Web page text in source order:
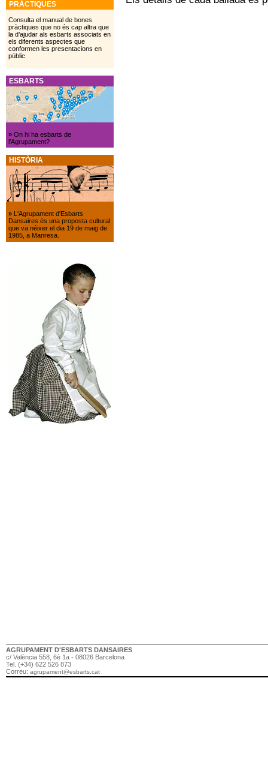
PRÀCTIQUES
Consulta el manual de bones
pràctiques que no és cap altra que
la d’ajudar als esbarts associats en
els diferents aspectes que
conformen les presentacions en
públic
ESBARTS
»On hi ha esbarts de
l’Agrupament?
HISTÒRIA
» L'Agrupament d'Esbarts
Dansaires és una proposta cultural
que va néixer el dia 19 de maig de
1985, a Manresa.
AGRUPAMENT D'ESBARTS DANSAIRES
c/ València 558, 6è 1a - 08026 Barcelona
Tel. (+34) 622 526 873
Correu: agrupament@esbarts.cat